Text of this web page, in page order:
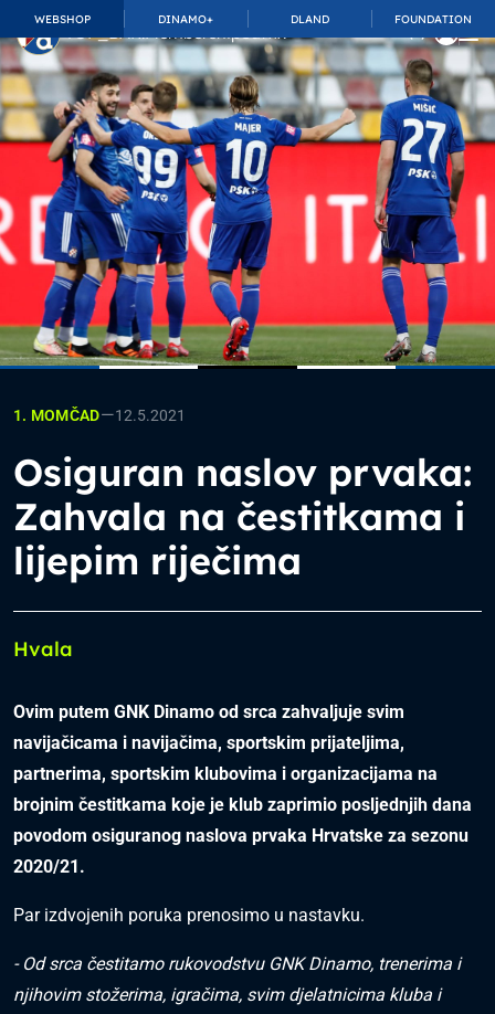
WEBSHOP DINAMO+ DLAND FOUNDATION
TOP_BAR.MembershipSuffix
1. MOMČAD—12.5.2021
Osiguran naslov prvaka:
Zahvala na čestitkama i
lijepim riječima
Hvala
Ovim putem GNK Dinamo od srca zahvaljuje svim
navijačicama i navijačima, sportskim prijateljima,
partnerima, sportskim klubovima i organizacijama na
brojnim čestitkama koje je klub zaprimio posljednjih dana
povodom osiguranog naslova prvaka Hrvatske za sezonu
2020/21.
Par izdvojenih poruka prenosimo u nastavku.
- Od srca čestitamo rukovodstvu GNK Dinamo, trenerima i
njihovim stožerima, igračima, svim djelatnicima kluba i